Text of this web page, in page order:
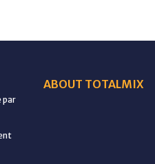
par
ABOUT TOTALMIX